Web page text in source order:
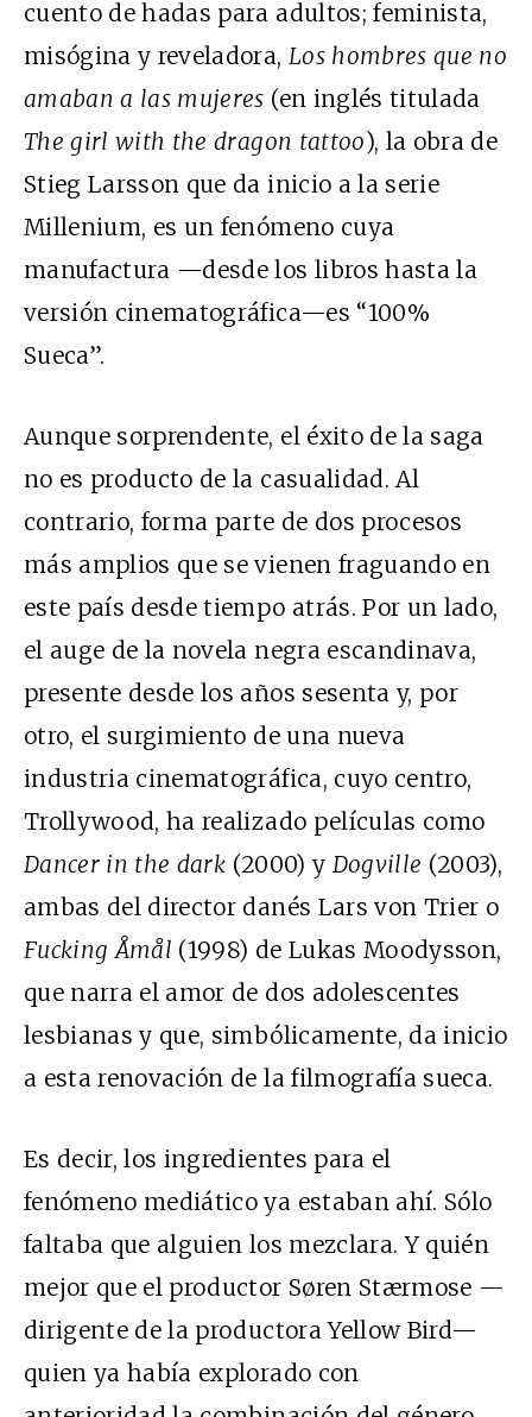
cuento de hadas para adultos; feminista,
misógina y reveladora, Los hombres que no
amaban a las mujeres (en inglés titulada
The girl with the dragon tattoo), la obra de
Stieg Larsson que da inicio a la serie
Millenium, es un fenómeno cuya
manufactura —desde los libros hasta la
versión cinematográfica—es “100%
Sueca”.
Aunque sorprendente, el éxito de la saga
no es producto de la casualidad. Al
contrario, forma parte de dos procesos
más amplios que se vienen fraguando en
este país desde tiempo atrás. Por un lado,
el auge de la novela negra escandinava,
presente desde los años sesenta y, por
otro, el surgimiento de una nueva
industria cinematográfica, cuyo centro,
Trollywood, ha realizado películas como
Dancer in the dark (2000) y Dogville (2003),
ambas del director danés Lars von Trier o
Fucking Åmål (1998) de Lukas Moodysson,
que narra el amor de dos adolescentes
lesbianas y que, simbólicamente, da inicio
a esta renovación de la filmografía sueca.
Es decir, los ingredientes para el
fenómeno mediático ya estaban ahí. Sólo
faltaba que alguien los mezclara. Y quién
mejor que el productor Søren Stærmose —
dirigente de la productora Yellow Bird—
quien ya había explorado con